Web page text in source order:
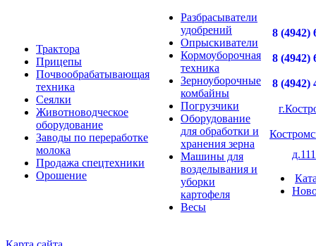
Трактора
Прицепы
Почвообрабатывающая
техника
Сеялки
Животноводческое
оборудование
Заводы по переработке
молока
Продажа спецтехники
Орошение
Разбрасыватели
удобрений
Опрыскиватели
Кормоуборочная
техника
Зерноуборочные
комбайны
Погрузчики
Оборудование
для обработки и
хранения зерна
Машины для
возделывания и
уборки
картофеля
Весы
8 (4942)
8 (4942)
8 (4942)
д.111